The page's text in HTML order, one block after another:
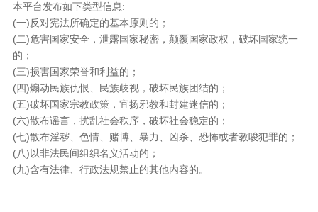
本平台发布如下类型信息:
(一)反对宪法所确定的基本原则的；
(二)危害国家安全，泄露国家秘密，颠覆国家政权，破坏国家统一
的；
(三)损害国家荣誉和利益的；
(四)煽动民族仇恨、民族歧视，破坏民族团结的；
(五)破坏国家宗教政策，宜扬邪教和封建迷信的；
(六)散布谣言，扰乱社会秩序，破坏社会稳定的；
(七)散布淫秽、色情、赌博、暴力、凶杀、恐怖或者教唆犯罪的；
(八)以非法民间组织名义活动的；
(九)含有法律、行政法规禁止的其他内容的。